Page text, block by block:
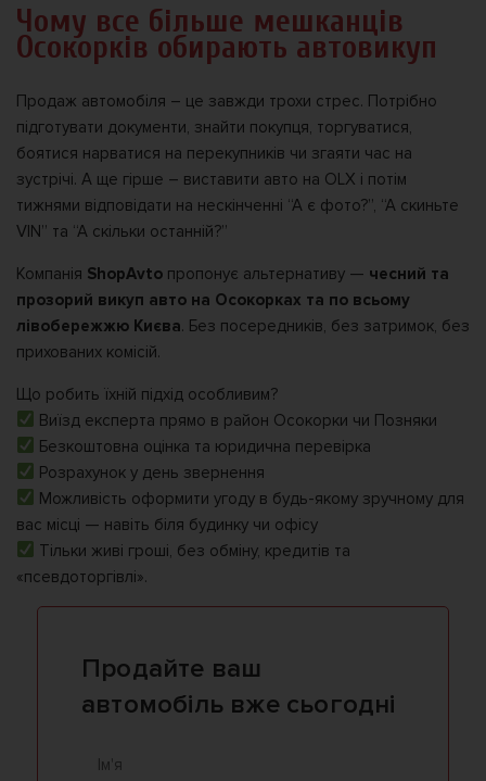
Чому все більше мешканців
Осокорків обирають автовикуп
Продаж автомобіля – це завжди трохи стрес. Потрібно
підготувати документи, знайти покупця, торгуватися,
боятися нарватися на перекупників чи згаяти час на
зустрічі. А ще гірше – виставити авто на OLX і потім
тижнями відповідати на нескінченні “А є фото?”, “А скиньте
VIN” та “А скільки останній?”
Компанія ShopAvto пропонує альтернативу — чесний та
прозорий викуп авто на Осокорках та по всьому
лівобережжю Києва. Без посередників, без затримок, без
прихованих комісій.
Що робить їхній підхід особливим?
Виїзд експерта прямо в район Осокорки чи Позняки
Безкоштовна оцінка та юридична перевірка
Розрахунок у день звернення
Можливість оформити угоду в будь-якому зручному для
вас місці — навіть біля будинку чи офісу
Тільки живі гроші, без обміну, кредитів та
«псевдоторгівлі».
Продайте ваш
автомобіль вже сьогодні